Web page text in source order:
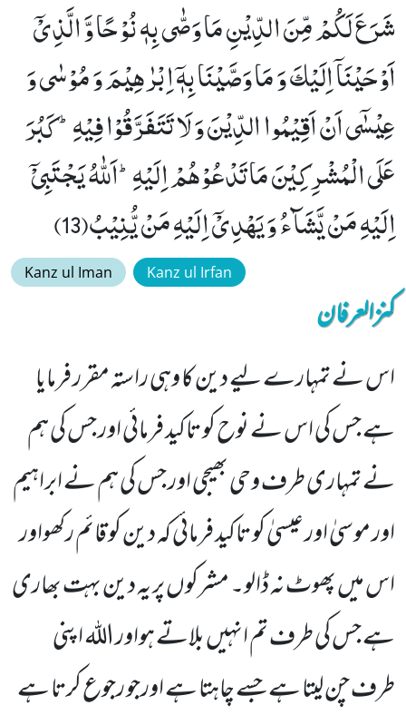
شَرَعَ لَكُمْ مِّنَ الدِّیْنِ مَا وَصّٰى بِهٖ نُوْحًا وَّ الَّذِیْۤ
اَوْحَیْنَاۤ اِلَیْكَ وَ مَا وَصَّیْنَا بِهٖۤ اِبْرٰهِیْمَ وَ مُوْسٰى وَ
عِیْسٰۤى اَنْ اَقِیْمُوا الدِّیْنَ وَ لَا تَتَفَرَّقُوْا فِیْهِؕ-كَبُرَ
عَلَى الْمُشْرِكِیْنَ مَا تَدْعُوْهُمْ اِلَیْهِؕ-اَللّٰهُ یَجْتَبِیْۤ
اِلَیْهِ مَنْ یَّشَآءُ وَ یَهْدِیْۤ اِلَیْهِ مَنْ یُّنِیْبُ(13)
Kanz ul Iman Kanz ul Irfan
کنزالعرفان
اس نے تمہارے لیے دین کا وہی راستہ مقرر فرمایا
ہے جس کی اس نے نوح کو تاکید فرمائی اور جس کی ہم
نے تمہاری طرف وحی بھیجی اور جس کی ہم نے ابراہیم
اور موسیٰ اور عیسیٰ کو تاکید فرمائی کہ دین کو قائم رکھواور
اس میں پھوٹ نہ ڈالو۔ مشرکوں پر یہ دین بہت بھاری
ہے جس کی طرف تم انہیں بلاتے ہواور اللہ اپنی
طرف چن لیتا ہے جسے چاہتا ہے اورجو رجوع کرتا ہے